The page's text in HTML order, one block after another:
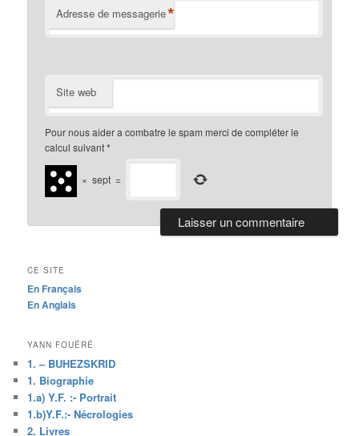
Adresse de messagerie*
Site web
Pour nous aider a combatre le spam merci de compléter le
calcul suivant*
× sept =
CE SITE
En Français
En Anglais
YANN FOUÉRÉ
1. – BUHEZSKRID
1. Biographie
1.a) Y.F. :- Portrait
1.b)Y.F.:- Nécrologies
2. Livres